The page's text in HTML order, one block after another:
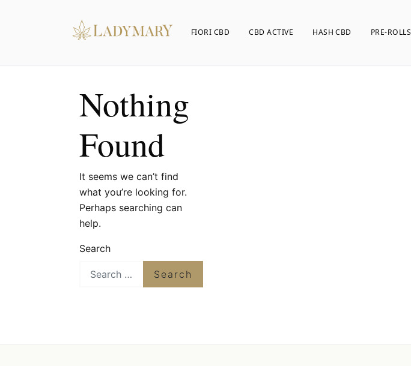
FIORI CBD CBD ACTIVE HASH CBD PRE-ROLLS
Nothing
Found
It seems we can’t find
what you’re looking for.
Perhaps searching can
help.
Search